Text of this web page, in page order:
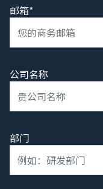
邮箱*
公司名称
部门